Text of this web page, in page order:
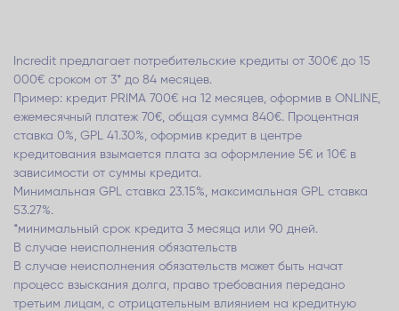
Incredit предлагает потребительские кредиты от 300€ до 15
000€ сроком от 3* до 84 месяцев.
Пример: кредит PRIMA 700€ на 12 месяцев, оформив в ONLINE,
ежемесячный платеж 70€, общая сумма 840€. Процентная
ставка 0%, GPL 41.30%, оформив кредит в центре
кредитования взымается плата за оформление 5€ и 10€ в
зависимости от суммы кредита.
Минимальная GPL ставка 23.15%, максимальная GPL ставка
53.27%.
*минимальный срок кредита 3 месяца или 90 дней.
В случае неисполнения обязательств
В случае неисполнения обязательств может быть начат
процесс взыскания долга, право требования передано
третьим лицам, с отрицательным влиянием на кредитную